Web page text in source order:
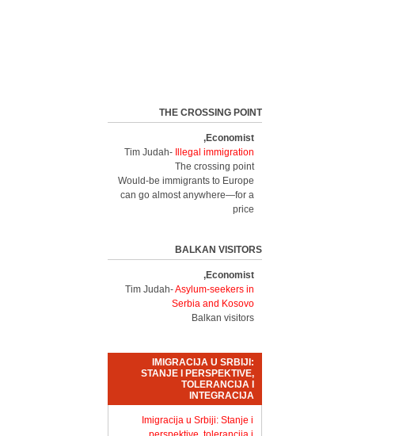
THE CROSSING POINT
Economist,
Tim Judah-
Illegal immigration
The crossing point
Would-be immigrants to Europe
can go almost anywhere—for a
price
BALKAN VISITORS
Economist,
Tim Judah-Asylum-seekers in
Serbia and Kosovo
Balkan visitors
IMIGRACIJA U SRBIJI:
STANJE I PERSPEKTIVE,
TOLERANCIJA I
INTEGRACIJA
Imigracija u Srbiji: Stanje i